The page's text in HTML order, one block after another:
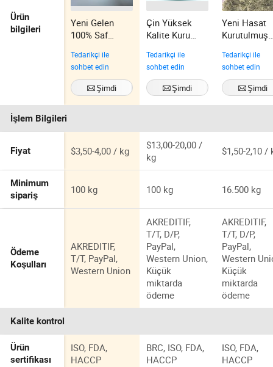
Ürün
bilgileri
Yeni Gelen
100% Saf
Deniz Kelp
Laminaria
Deniz Yosunu
Tozu Gıda
Sınıfı
Tedarikçi ile
sohbet edin
Şimdi
İletişime geçin
Çin Yüksek
Kalite Kuru
Mantarı
Tedarikçi ile
sohbet edin
Şimdi
İletişime geçin
Yeni Hasat
Kurutulmuş
Yosunu
Wakame
Tedarikçi ile
sohbet edin
Şimdi
İletişime
İşlem Bilgileri
Fiyat $3,50-4,00 / kg
$13,00-20,00 /
kg
$1,50-2,10 /
Minimum
sipariş
100 kg 100 kg 16.500 kg
Ödeme
Koşulları
AKREDITIF,
T/T, PayPal,
Western Union
AKREDITIF,
T/T, D/P,
PayPal,
Western Union,
Küçük
miktarda
ödeme
AKREDITIF,
T/T, D/P,
PayPal,
Western
Küçük
miktarda
ödeme
Kalite kontrol
Ürün
sertifikası
ISO, FDA,
HACCP
BRC, ISO, FDA,
HACCP
ISO, FDA,
HACCP